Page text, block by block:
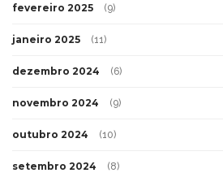
fevereiro 2025 (9)
janeiro 2025 (11)
dezembro 2024 (6)
novembro 2024 (9)
outubro 2024 (10)
setembro 2024 (8)